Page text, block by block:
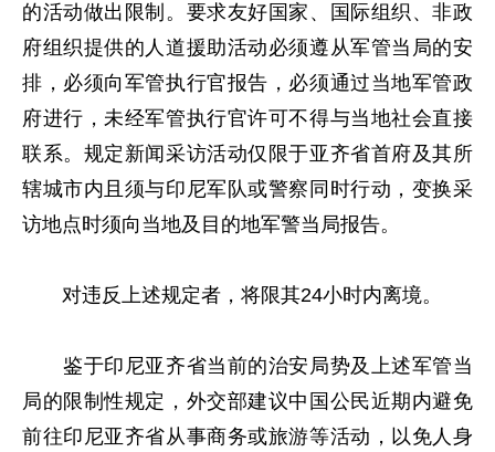
的活动做出限制。要求友好国家、国际组织、非政
府组织提供的人道援助活动必须遵从军管当局的安
排，必须向军管执行官报告，必须通过当地军管政
府进行，未经军管执行官许可不得与当地社会直接
联系。规定新闻采访活动仅限于亚齐省首府及其所
辖城市内且须与印尼军队或警察同时行动，变换采
访地点时须向当地及目的地军警当局报告。
对违反上述规定者，将限其24小时内离境。
鉴于印尼亚齐省当前的治安局势及上述军管当
局的限制性规定，外交部建议中国公民近期内避免
前往印尼亚齐省从事商务或旅游等活动，以免人身